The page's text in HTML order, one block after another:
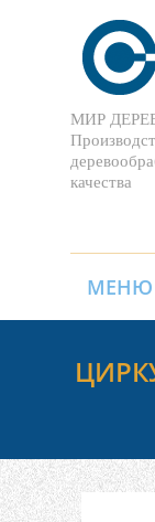
МИР
качества
МЕНЮ